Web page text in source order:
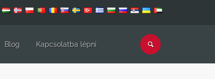
Blog Kapcsolatba lépni